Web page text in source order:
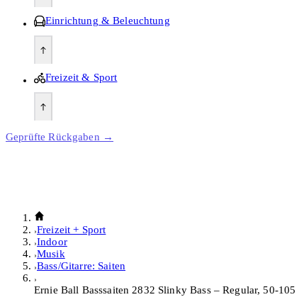
Einrichtung & Beleuchtung
Freizeit & Sport
Geprüfte Rückgaben →
Freizeit + Sport
Indoor
Musik
Bass/Gitarre: Saiten
Ernie Ball Basssaiten 2832 Slinky Bass – Regular, 50-105